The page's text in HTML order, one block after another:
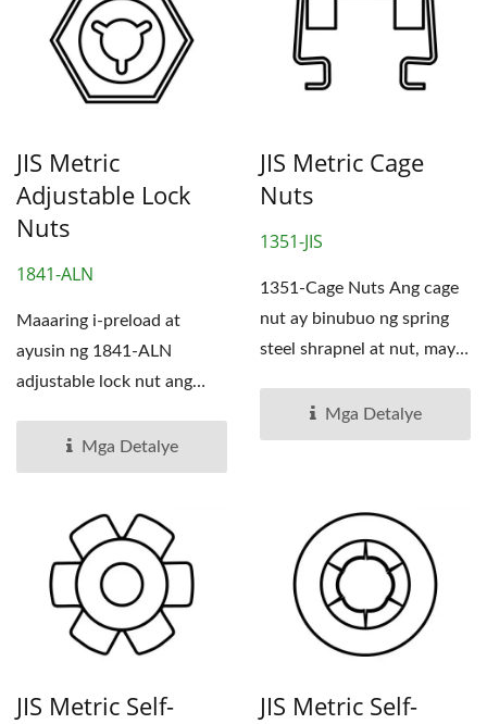
JIS Metric
Adjustable Lock
Nuts
1841-ALN
Maaaring i-preload at
ayusin ng 1841-ALN
adjustable lock nut ang
pamamagitan...Mga Detalye
JIS Metric Cage
Nuts
1351-JIS
1351-Cage Nuts Ang cage
nut ay binubuo ng spring
steel shrapnel at nut, may
Mga Detalye
JIS Metric Self-
JIS Metric Self-